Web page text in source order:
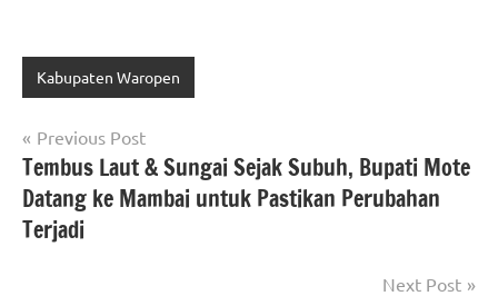
Kabupaten Waropen
Navigasi
pos
Previous Post
Tembus Laut & Sungai Sejak Subuh, Bupati Mote
Datang ke Mambai untuk Pastikan Perubahan
Terjadi
Next Post